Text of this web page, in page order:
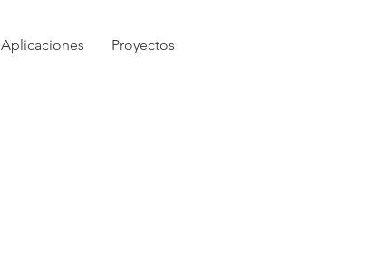
Aplicaciones Proyectos